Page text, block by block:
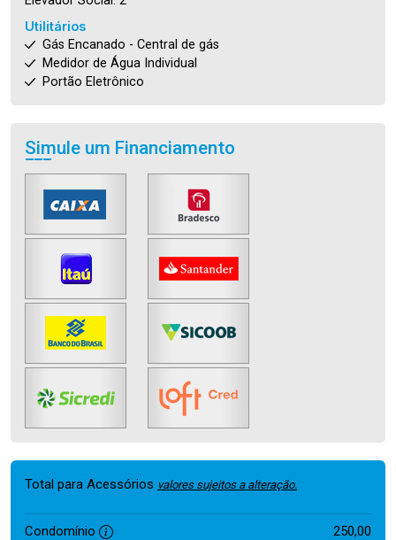
Utilitários
Gás Encanado - Central de gás
Medidor de Água Individual
Portão Eletrônico
Simule um Financiamento
Total para Acessórios valores sujeitos a alteração.
Condomínio
250,00